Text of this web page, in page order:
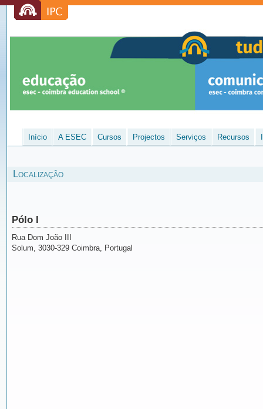
Início A ESEC Cursos Projectos Serviços Recursos
Localização
Pólo I
Rua Dom João III
Solum, 3030-329 Coimbra, Portugal